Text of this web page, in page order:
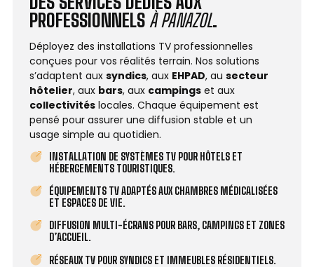
PROFESSIONNELS À PANAZOL.
Déployez des installations TV professionnelles
conçues pour vos réalités terrain. Nos solutions
s’adaptent aux syndics, aux EHPAD, au secteur
hôtelier, aux bars, aux campings et aux
collectivités locales. Chaque équipement est
pensé pour assurer une diffusion stable et un
usage simple au quotidien.
INSTALLATION DE SYSTÈMES TV POUR HÔTELS ET
HÉBERGEMENTS TOURISTIQUES.
ÉQUIPEMENTS TV ADAPTÉS AUX CHAMBRES MÉDICALISÉES
ET ESPACES DE VIE.
DIFFUSION MULTI-ÉCRANS POUR BARS, CAMPINGS ET ZONES
D’ACCUEIL.
RÉSEAUX TV POUR SYNDICS ET IMMEUBLES RÉSIDENTIELS.